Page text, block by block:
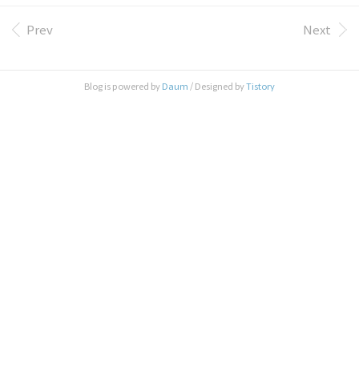
한 내용만을 담고 있지 않고 아이들에게, 아빠들에
농식품을 유통하는 사업가라고 한다 한 페이지씩 읽
Prev Next
Blog is powered by Daum / Designed byTistory